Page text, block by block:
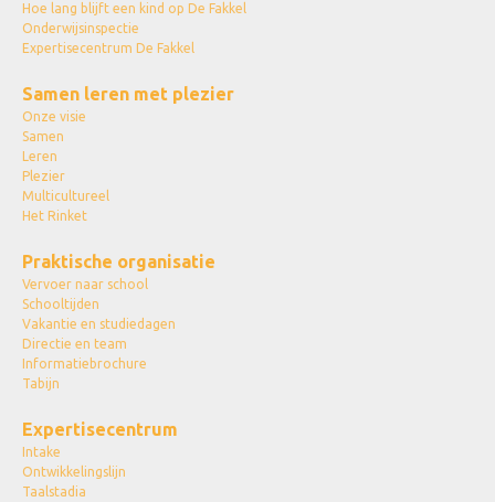
Hoe lang blijft een kind op De Fakkel
Onderwijsinspectie
Expertisecentrum De Fakkel
Samen leren met plezier
Onze visie
Samen
Leren
Plezier
Multicultureel
Het Rinket
Praktische organisatie
Vervoer naar school
Schooltijden
Vakantie en studiedagen
Directie en team
Informatiebrochure
Tabijn
Expertisecentrum
Intake
Ontwikkelingslijn
Taalstadia